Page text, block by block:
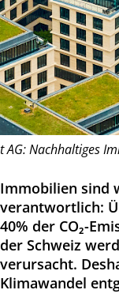
AG: Nachhaltiges
Immobilien sind
verantwortlich:
40% der CO₂-
der Schweiz
verursacht.
Klimawandel